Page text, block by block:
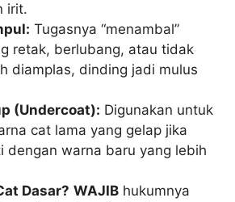
irit.
Tugasnya “menambal”
retak, berlubang, atau tidak
diamplas, dinding jadi mulus
(Undercoat): Digunakan untuk
cat lama yang gelap jika
dengan warna baru yang lebih
Dasar? WAJIB hukumnya